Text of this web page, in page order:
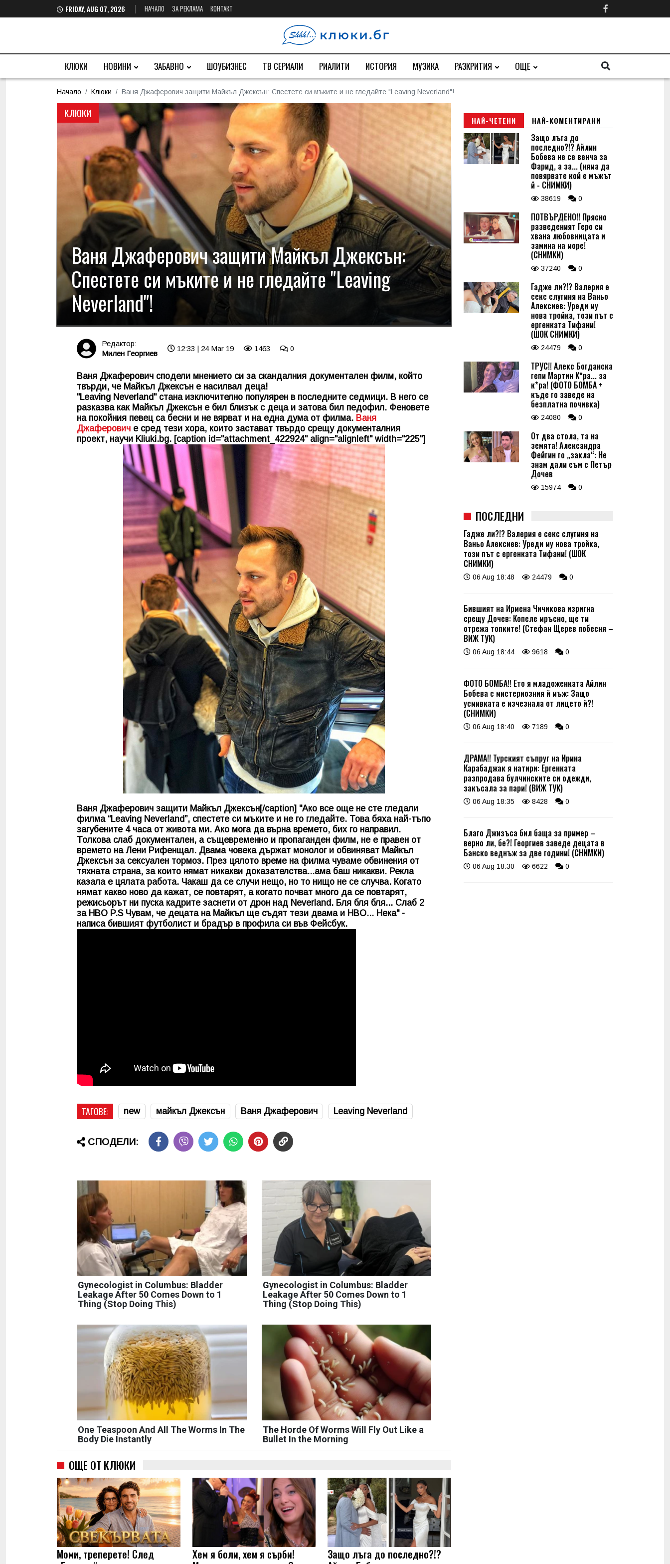
FRIDAY, AUG 07, 2026 НАЧАЛО ЗА РЕКЛАМА КОНТАКТ
КЛЮКИ НОВИНИ ЗАБАВНО ШОУБИЗНЕС ТВ СЕРИАЛИ РИАЛИТИ ИСТОРИЯ МУЗИКА РАЗКРИТИЯ ОЩЕ
Начало Клюки Ваня Джаферович защити Майкъл Джексън: Спестете си мъките и не гледайте "Leaving Neverland"!
КЛЮКИ
Ваня Джаферович защити Майкъл Джексън:
Спестете си мъките и не гледайте "Leaving
Neverland"!
Редактор:
Милен Георгиев
12:33 | 24 Mar 19 1463 0
Ваня Джаферович сподели мнението си за скандалния документален филм, който
твърди, че Майкъл Джексън е насилвал деца!
"Leaving Neverland" стана изключително популярен в последните седмици. В него се
разказва как Майкъл Джексън е бил близък с деца и затова бил педофил. Феновете
на покойния певец са бесни и не вярват и на една дума от филма. Ваня
Джаферович е сред тези хора, които застават твърдо срещу документалния
проект, научи Kliuki.bg. [caption id="attachment_422924" align="alignleft" width="225"]
Ваня Джаферович защити Майкъл Джексън[/caption] "Ако все още не сте гледали
филма “Leaving Neverland”, спестете си мъките и не го гледайте. Това бяха най-тъпо
загубените 4 часа от живота ми. Ако мога да върна времето, бих го направил.
Толкова слаб документален, а същевременно и пропаганден филм, не е правен от
времето на Лени Рифенщал. Двама човека държат монолог и обвиняват Майкъл
Джексън за сексуален тормоз. През цялото време на филма чуваме обвинения от
тяхната страна, за които нямат никакви доказателства...ама баш никакви. Рекла
казала е цялата работа. Чакаш да се случи нещо, но то нищо не се случва. Когато
нямат какво ново да кажат, се повтарят, а когато почват много да се повтарят,
режисьорът ни пуска кадрите заснети от дрон над Neverland. Бля бля бля... Слаб 2
за HBO P.S Чувам, че децата на Майкъл ще съдят тези двама и HBO... Нека" -
написа бившият футболист и брадър в профила си във Фейсбук.
ТАГОВЕ: new майкъл Джексън Ваня Джаферович Leaving Neverland
СПОДЕЛИ:
Gynecologist in Columbus: Bladder
Leakage After 50 Comes Down to 1
Thing (Stop Doing This)
Gynecologist in Columbus: Bladder
Leakage After 50 Comes Down to 1
Thing (Stop Doing This)
One Teaspoon And All The Worms In The
Body Die Instantly
The Horde Of Worms Will Fly Out Like a
Bullet In the Morning
ОЩЕ ОТ КЛЮКИ
Моми, треперете! След
Хем я боли, хем я сърби!
Защо лъга до последно?!?
НАЙ-ЧЕТЕНИ НАЙ-КОМЕНТИРАНИ
Защо лъга до
последно?!? Айлин
Бобева не се венча за
Фарид, а за... (няма да
повярвате кой е мъжът
й - СНИМКИ)
38619 0
ПОТВЪРДЕНО!! Прясно
разведеният Геро си
хвана любовницата и
замина на море!
(СНИМКИ)
37240 0
Гадже ли?!? Валерия е
секс слугиня на Ваньо
Алексиев: Уреди му
нова тройка, този път с
ергенката Тифани!
(ШОК СНИМКИ)
24479 0
ТРУС!! Алекс Богданска
гепи Мартин К*ра... за
к*ра! (ФОТО БОМБА +
къде го заведе на
безплатна почивка)
24080 0
От два стола, та на
земята! Александра
Фейгин го „закла“: Не
знам дали съм с Петър
Дочев
15974 0
ПОСЛЕДНИ
Гадже ли?!? Валерия е секс слугиня на
Ваньо Алексиев: Уреди му нова тройка,
този път с ергенката Тифани! (ШОК
СНИМКИ)
06 Aug 18:48 24479 0
Бившият на Ирмена Чичикова изригна
срещу Дочев: Копеле мръсно, ще ти
отрежа топките! (Стефан Щерев побесня –
ВИЖ ТУК)
06 Aug 18:44 9618 0
ФОТО БОМБА!! Ето я младоженката Айлин
Бобева с мистериозния й мъж: Защо
усмивката е изчезнала от лицето й?!
(СНИМКИ)
06 Aug 18:40 7189 0
ДРАМА!! Турският съпруг на Ирина
Карабаджак я натири: Ергенката
разпродава булчинските си одежди,
закъсала за пари! (ВИЖ ТУК)
06 Aug 18:35 8428 0
Благо Джизъса бил баща за пример –
верно ли, бе?! Георгиев заведе децата в
Банско веднъж за две години! (СНИМКИ)
06 Aug 18:30 6622 0